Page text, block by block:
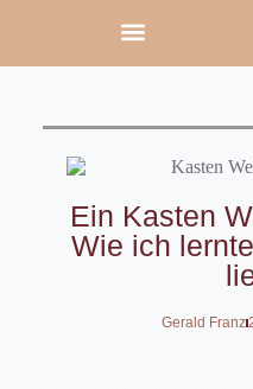
Ein Kasten
Wie ich
Gerald Franz